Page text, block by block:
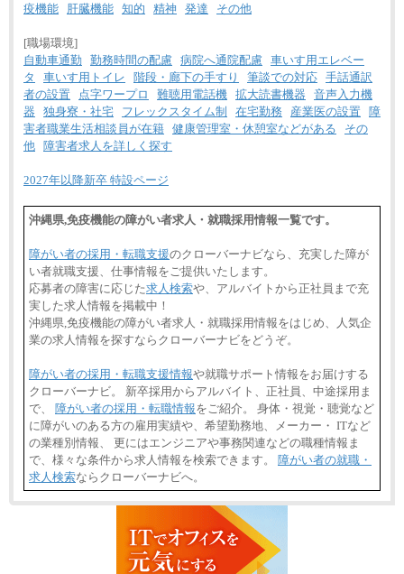
疫機能
肝臓機能 知的 精神 発達 その他
[職場環境]
自動車通勤
勤務時間の配慮 病院へ通院配慮 車いす用エレベー
タ
車いす用トイレ 階段・廊下の手すり 筆談での対応 手話通訳
者の設置
点字ワープロ 難聴用電話機 拡大読書機器
音声入力機
器
独身寮・社宅 フレックスタイム制 在宅勤務 産業医の設置
障
害者職業生活相談員が在籍 健康管理室・休憩室などがある
その
他
障害者求人を詳しく探す
2027年以降新卒 特設ページ
沖縄県,免疫機能の障がい者求人・就職採用情報一覧です。
障がい者の採用・転職支援のクローバーナビなら、充実した障が
い者就職支援、仕事情報をご提供いたします。
応募者の障害に応じた求人検索や、アルバイトから正社員まで充
実した求人情報を掲載中！
沖縄県,免疫機能の障がい者求人・就職採用情報をはじめ、人気企
業の求人情報を探すならクローバーナビをどうぞ。
障がい者の採用・転職支援情報や就職サポート情報をお届けする
クローバーナビ。 新卒採用からアルバイト、正社員、中途採用ま
で、 障がい者の採用・転職情報をご紹介。 身体・視覚・聴覚など
に障がいのある方の雇用実績や、希望勤務地、メーカー・ ITなど
の業種別情報、 更にはエンジニアや事務関連などの職種情報ま
で、様々な条件から求人情報を検索できます。 障がい者の就職・
求人検索ならクローバーナビへ。